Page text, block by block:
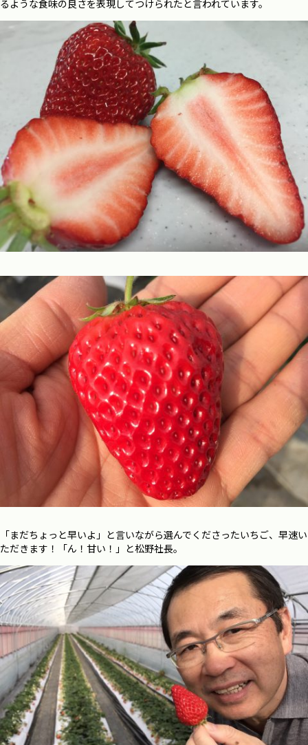
るような食味の良さを表現してつけられたと言われています。
「まだちょっと早いよ」と言いながら選んでくださったいちご、早速い
ただきます！「ん！甘い！」と松野社長。